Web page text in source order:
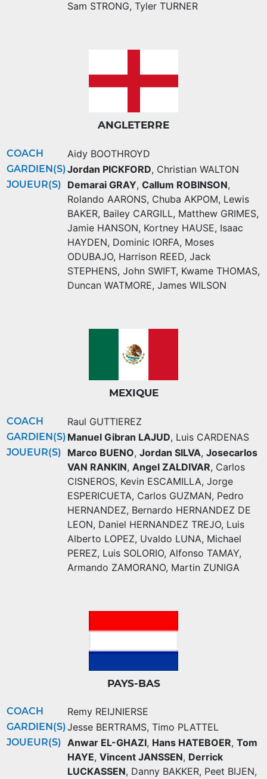
Sam STRONG, Tyler TURNER
ANGLETERRE
COACH Aidy BOOTHROYD
GARDIEN(S)Jordan PICKFORD, Christian WALTON
JOUEUR(S) Demarai GRAY, Callum ROBINSON,
Rolando AARONS, Chuba AKPOM, Lewis
BAKER, Bailey CARGILL, Matthew GRIMES,
Jamie HANSON, Kortney HAUSE, Isaac
HAYDEN, Dominic IORFA, Moses
ODUBAJO, Harrison REED, Jack
STEPHENS, John SWIFT, Kwame THOMAS,
Duncan WATMORE, James WILSON
MEXIQUE
COACH Raul GUTTIEREZ
GARDIEN(S) Manuel Gibran LAJUD, Luis CARDENAS
JOUEUR(S) Marco BUENO, Jordan SILVA, Josecarlos
VAN RANKIN, Angel ZALDIVAR, Carlos
CISNEROS, Kevin ESCAMILLA, Jorge
ESPERICUETA, Carlos GUZMAN, Pedro
HERNANDEZ, Bernardo HERNANDEZ DE
LEON, Daniel HERNANDEZ TREJO, Luis
Alberto LOPEZ, Uvaldo LUNA, Michael
PEREZ, Luis SOLORIO, Alfonso TAMAY,
Armando ZAMORANO, Martin ZUNIGA
PAYS-BAS
COACH Remy REIJNIERSE
GARDIEN(S)Jesse BERTRAMS, Timo PLATTEL
JOUEUR(S) Anwar EL-GHAZI, Hans HATEBOER, Tom
HAYE, Vincent JANSSEN, Derrick
LUCKASSEN, Danny BAKKER, Peet BIJEN,